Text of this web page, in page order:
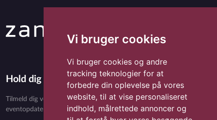
Vi bruger cookies
Vi bruger cookies og andre
tracking teknologier for at
forbedre din oplevelse på vores
website, til at vise personaliseret
indhold, målrettede annoncer og
Hold dig opdateret med Zandora
Tilmeld dig vores nyhedsbrev og få eksklusivt indhold, nyheder,
eventopdateringer og særlige tilbud direkte i din indbakke.